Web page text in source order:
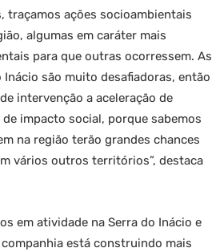
traçamos ações socioambientais
algumas em caráter mais
para que outras ocorressem. As
são muito desafiadoras, então
intervenção a aceleração de
impacto social, porque sabemos
na região terão grandes chances
vários outros territórios”, destaca
em atividade na Serra do Inácio e
está construindo mais